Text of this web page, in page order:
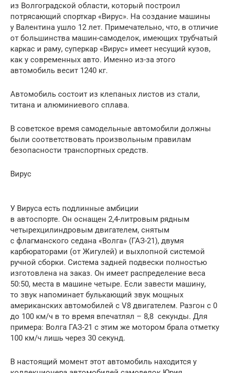
из Волгоградской области, который построил
потрясающий спорткар «Вирус». На создание машины
у Валентина ушло 12 лет. Примечательно, что, в отличие
от большинства машин-самоделок, имеющих трубчатый
каркас и раму, суперкар «Вирус» имеет несущий кузов,
как у современных авто. Именно из-за этого
автомобиль весит 1240 кг.
Автомобиль состоит из клепаных листов из стали,
титана и алюминиевого сплава.
В советское время самодельные автомобили должны
были соответствовать произвольным правилам
безопасности транспортных средств.
Вирус
У Вируса есть подлинные амбиции
в автоспорте. Он оснащен 2,4-литровым рядным
четырехцилиндровым двигателем, снятым
с флагманского седана «Волга» (ГАЗ-21), двумя
карбюраторами (от Жигулей) и выхлопной системой
ручной сборки. Система задней подвески полностью
изготовлена ​​на заказ. Он имеет распределение веса
50:50, места в машине четыре. Если завести машину,
то звук напоминает булькающий звук мощных
американских автомобилей с V8 двигателем. Разгон с 0
до 100 км/ч в то время впечатлял – 8,8 секунды. Для
примера: Волга ГАЗ-21 с этим же мотором брала отметку
100 км/ч лишь через 30 секунд.
В настоящий момент этот автомобиль находится у